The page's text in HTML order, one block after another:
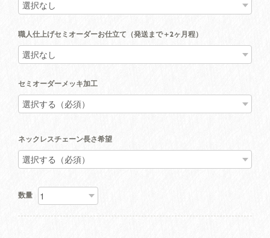
職人仕上げセミオーダーお仕立て（発送まで＋2ヶ月程）
セミオーダーメッキ加工
ネックレスチェーン長さ希望
数量